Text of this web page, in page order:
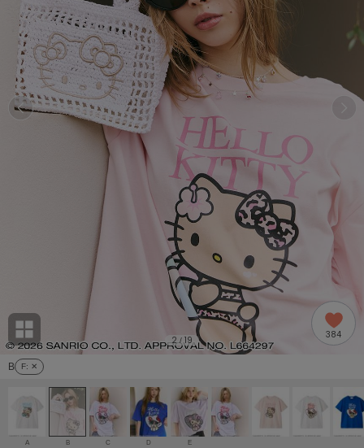
ームウェア (535)
ョン雑貨 (865)
/ランジェリー (127)
W X Y Z
その
他
ACYM
アシーム
adidas by Stella McCartney
アディダス バイ ステラマッカートニー
Ame no chi Hare
アメノチハレ
AMOMMA
ánuans
アニュアンス
B F: ✕
2 / 19 384
A B C D E